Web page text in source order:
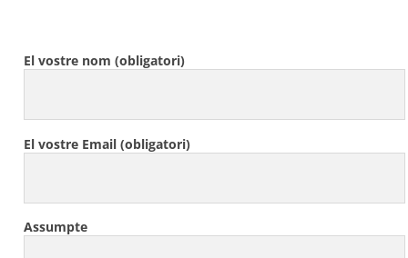
El vostre nom (obligatori)
El vostre Email (obligatori)
Assumpte